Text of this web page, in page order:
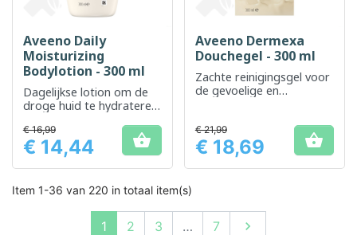
Aveeno Daily
Moisturizing
Bodylotion - 300 ml
Dagelijkse lotion om de
droge huid te hydrateren
Prijs
€ 16,99
€ 14,44 
Aveeno Dermexa
Douchegel - 300 ml
Zachte reinigingsgel voor
de gevoelige en
Prijs
€ 21,99
€ 18,69 
Item 1-36 van 220 in totaal item(s)
1 2 3 … 7 Volgende
